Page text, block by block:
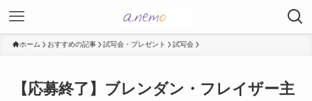
ホーム おすすめの記事 試写会・プレゼント 試写会
【応募終了】ブレンダン・フレイザー主